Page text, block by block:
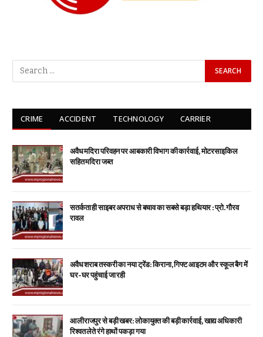
CRIME ACCIDENT TECHNOLOGY CARRIER
अवैध मदिरा परिवहन पर आबकारी विभाग की कार्रवाई, मोटरसाइकिल
सहित मदिरा जब्त
सतर्कता ही साइबर अपराध से बचाव का सबसे बड़ा हथियार : प्रो. गौरव
रावल
अवैध शराब तस्करी का नया ट्रेंड: किराना, गिफ्ट आइटम और स्कूल बैग में
घर-घर पहुंचाई जा रही
आलीराजपुर से बड़ी खबर: लोकायुक्त की बड़ी कार्रवाई, खाद्य अधिकारी
रिश्वत लेते रंगे हाथों पकड़ा गया